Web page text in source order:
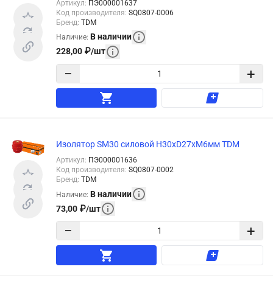
Артикул: ПЭ000001637
Код производителя: SQ0807-0006
Бренд: TDM
Наличие: В наличии
228,00 ₽/шт
− +
Изолятор SM30 силовой Н30хD27хМ6мм TDM
Артикул: ПЭ000001636
Код производителя: SQ0807-0002
Бренд: TDM
Наличие: В наличии
73,00 ₽/шт
− +